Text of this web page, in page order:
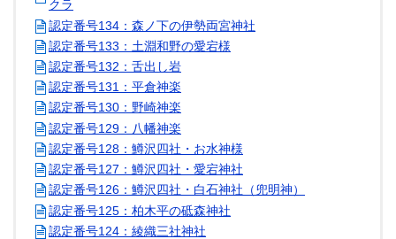
クラ
認定番号134：森ノ下の伊勢両宮神社
認定番号133：土淵和野の愛宕様
認定番号132：舌出し岩
認定番号131：平倉神楽
認定番号130：野崎神楽
認定番号129：八幡神楽
認定番号128：鱒沢四社・お水神様
認定番号127：鱒沢四社・愛宕神社
認定番号126：鱒沢四社・白石神社（兜明神）
認定番号125：柏木平の砥森神社
認定番号124：綾織三社神社